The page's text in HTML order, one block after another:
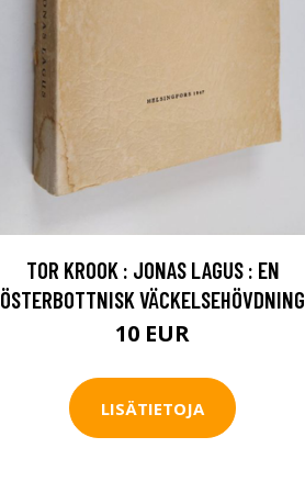
TOR KROOK : JONAS LAGUS : EN
ÖSTERBOTTNISK VÄCKELSEHÖVDNING
10 EUR
LISÄTIETOJA